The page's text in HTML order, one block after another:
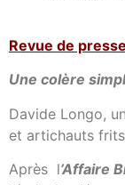
Revue de
Une colère
Davide Longo,
et artichauts
Après l’Affaire